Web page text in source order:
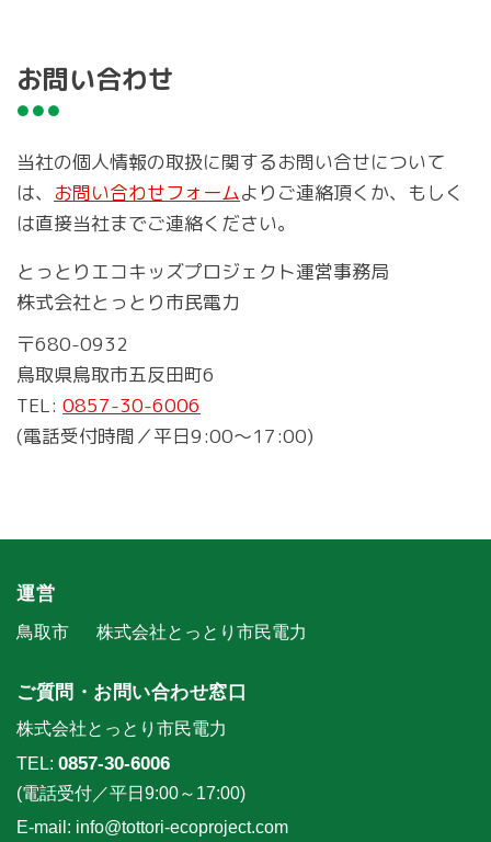
お問い合わせ
当社の個人情報の取扱に関するお問い合せについて
は、 お問い合わせフォームよりご連絡頂くか、もしく
は直接当社までご連絡ください。
とっとりエコキッズプロジェクト運営事務局
株式会社とっとり市民電力
〒680-0932
鳥取県鳥取市五反田町6
TEL: 0857-30-6006
(電話受付時間／平日9:00～17:00)
運営
鳥取市 株式会社とっとり市民電力
ご質問・お問い合わせ窓口
株式会社とっとり市民電力
TEL: 0857-30-6006
(電話受付／平日9:00～17:00)
E-mail: info@tottori-ecoproject.com